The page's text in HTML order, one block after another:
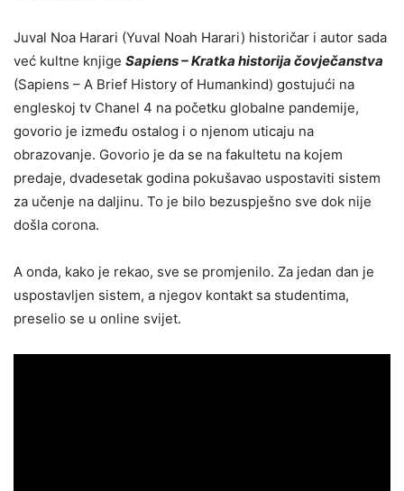
Juval Noa Harari (Yuval Noah Harari) historičar i autor sada
već kultne knjige Sapiens – Kratka historija čovječanstva
(Sapiens – A Brief History of Humankind) gostujući na
engleskoj tv Chanel 4 na početku globalne pandemije,
govorio je između ostalog i o njenom uticaju na
obrazovanje. Govorio je da se na fakultetu na kojem
predaje, dvadesetak godina pokušavao uspostaviti sistem
za učenje na daljinu. To je bilo bezuspješno sve dok nije
došla corona.
A onda, kako je rekao, sve se promjenilo. Za jedan dan je
uspostavljen sistem, a njegov kontakt sa studentima,
preselio se u online svijet.